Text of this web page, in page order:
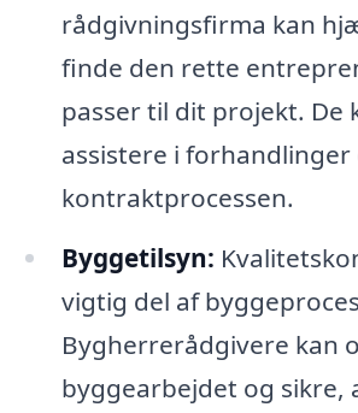
rådgivningsfirma kan
finde den rette
passer til dit projekt. De
assistere i forhandlinger
kontraktprocessen.
Byggetilsyn:
vigtig del af
Bygherrerådgivere kan
byggearbejdet og sikre,